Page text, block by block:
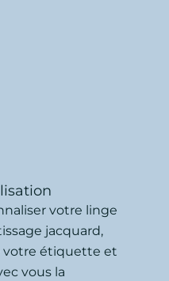
votre linge
jacquard,
votre étiquette et
vous la